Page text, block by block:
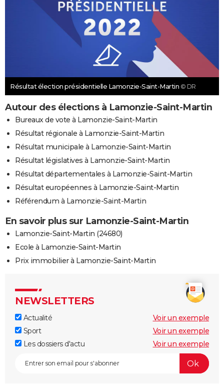
Résultat élection présidentielle Lamonzie-Saint-Martin © DR
Autour des élections à Lamonzie-Saint-Martin
Bureaux de vote à Lamonzie-Saint-Martin
Résultat régionale à Lamonzie-Saint-Martin
Résultat municipale à Lamonzie-Saint-Martin
Résultat législatives à Lamonzie-Saint-Martin
Résultat départementales à Lamonzie-Saint-Martin
Résultat européennes à Lamonzie-Saint-Martin
Référendum à Lamonzie-Saint-Martin
En savoir plus sur Lamonzie-Saint-Martin
Lamonzie-Saint-Martin (24680)
Ecole à Lamonzie-Saint-Martin
Prix immobilier à Lamonzie-Saint-Martin
NEWSLETTERS
Actualité
Voir un exemple
Sport
Voir un exemple
Les dossiers d'actu
Voir un exemple